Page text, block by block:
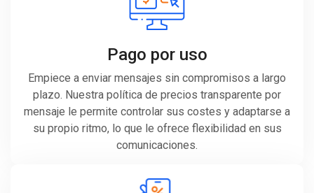
Pago por uso
Empiece a enviar mensajes sin compromisos a largo
plazo. Nuestra política de precios transparente por
mensaje le permite controlar sus costes y adaptarse a
su propio ritmo, lo que le ofrece flexibilidad en sus
comunicaciones.